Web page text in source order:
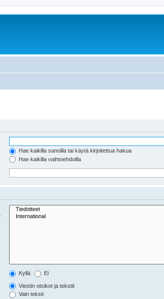
Hae kaikilla sanoilla tai käytä kirjoitettua hakua
Hae kaikilla vaihtoehdoilla
Kyllä Ei
Viestin otsikot ja tekstit
Vain teksti